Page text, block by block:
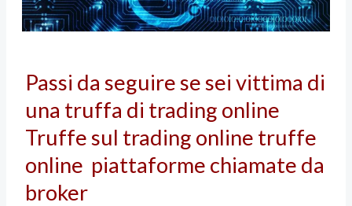
Passi da seguire se sei vittima di
una truffa di trading online
Truffe sul trading online truffe
online piattaforme chiamate da
broker
da
seguire
sei
vittima
di